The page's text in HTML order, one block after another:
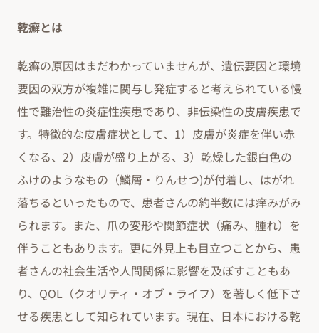
乾癬とは
乾癬の原因はまだわかっていませんが、遺伝要因と環境
要因の双方が複雑に関与し発症すると考えられている慢
性で難治性の炎症性疾患であり、非伝染性の皮膚疾患で
す。特徴的な皮膚症状として、1）皮膚が炎症を伴い赤
くなる、2）皮膚が盛り上がる、3）乾燥した銀白色の
ふけのようなもの（鱗屑・りんせつ)が付着し、はがれ
落ちるといったもので、患者さんの約半数には痒みがみ
られます。また、爪の変形や関節症状（痛み、腫れ）を
伴うこともあります。更に外見上も目立つことから、患
者さんの社会生活や人間関係に影響を及ぼすこともあ
り、QOL（クオリティ・オブ・ライフ）を著しく低下さ
せる疾患として知られています。現在、日本における乾